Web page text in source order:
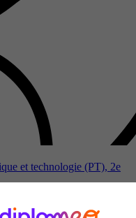
et technologie (PT), 2e